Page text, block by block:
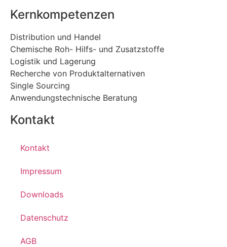
Kernkompetenzen
Distribution und Handel
Chemische Roh- Hilfs- und Zusatzstoffe
Logistik und Lagerung
Recherche von Produktalternativen
Single Sourcing
Anwendungstechnische Beratung
Kontakt
Kontakt
Impressum
Downloads
Datenschutz
AGB